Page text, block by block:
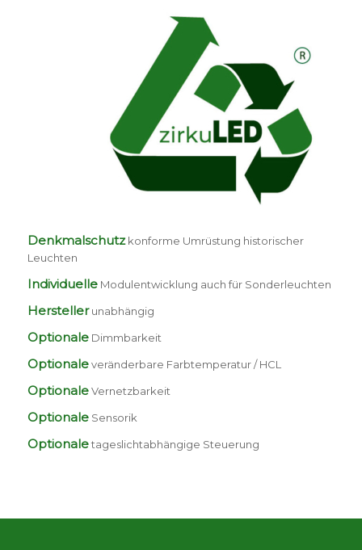
Denkmalschutzkonforme Umrüstung historischer
Leuchten
IndividuelleModulentwicklung auch für Sonderleuchten
Herstellerunabhängig
OptionaleDimmbarkeit
Optionaleveränderbare Farbtemperatur / HCL
OptionaleVernetzbarkeit
OptionaleSensorik
Optionaletageslichtabhängige Steuerung